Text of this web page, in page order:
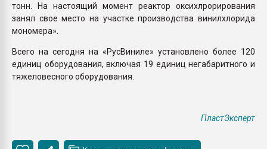
тонн. На настоящий момент реактор оксихлрорирования
занял свое место на участке производства винилхлорида
мономера».
Всего на сегодня на «РусВиниле» установлено более 120
единиц оборудования, включая 19 единиц негабаритного и
тяжеловесного оборудования.
ПластЭксперт